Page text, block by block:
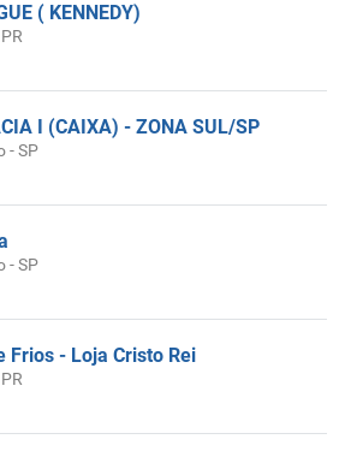
( KENNEDY)
I (CAIXA) - ZONA SUL/SP
- SP
- SP
Frios - Loja Cristo Rei